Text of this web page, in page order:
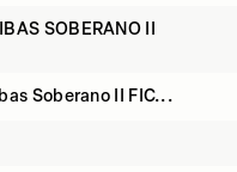
SOBERANO II
Soberano II FIC...